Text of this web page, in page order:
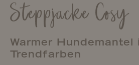
Steppjacke Cosy
Warmer Hundemantel
Trendfarben